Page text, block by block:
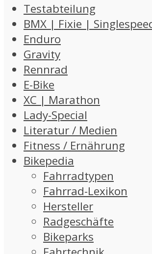
Testabteilung
BMX | Fixie |
Enduro
Gravity
Rennrad
E-Bike
XC | Marathon
Lady-Special
Literatur / Medien
Fitness / Ernährung
Bikepedia
Fahrradtypen
Fahrrad-Lexikon
Hersteller
Radgeschäfte
Bikeparks